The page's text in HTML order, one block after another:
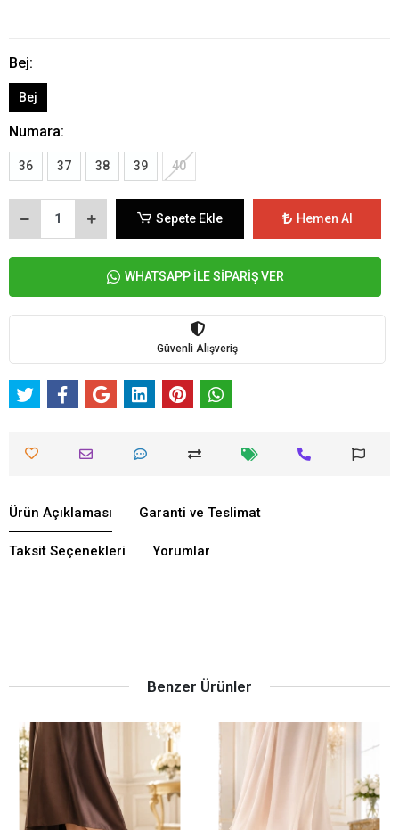
Bej:
Bej
Numara:
36 37 38 39 40
Sepete Ekle Hemen Al
WHATSAPP İLE SİPARİŞ VER
Güvenli Alışveriş
Ürün Açıklaması Garanti ve Teslimat
Taksit Seçenekleri Yorumlar
Benzer Ürünler